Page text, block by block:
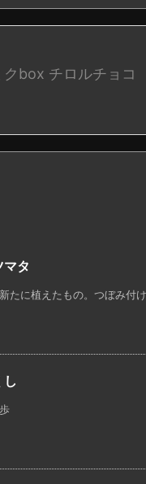
クbox チロルチョコ
マタ
たに植えたもの。つぼみ付
し